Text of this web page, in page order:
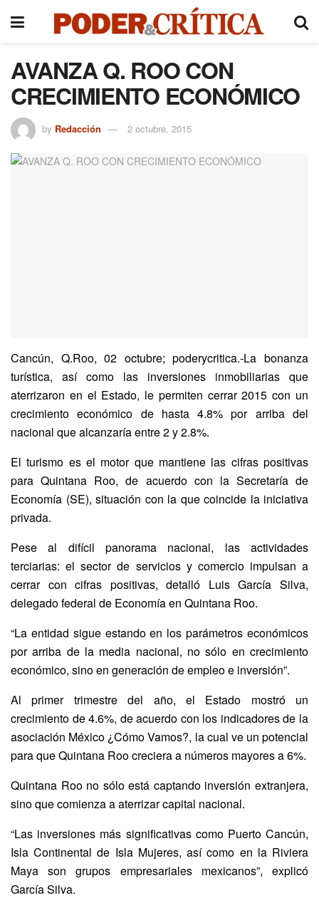
AVANZA Q. ROO CON
CRECIMIENTO ECONÓMICO
by Redacción 2 octubre, 2015
Cancún, Q.Roo, 02 octubre; poderycritica.-La bonanza
turística, así como las inversiones inmobiliarias que
aterrizaron en el Estado, le permiten cerrar 2015 con un
crecimiento económico de hasta 4.8% por arriba del
nacional que alcanzaría entre 2 y 2.8%.
El turismo es el motor que mantiene las cifras positivas
para Quintana Roo, de acuerdo con la Secretaría de
Economía (SE), situación con la que coincide la iniciativa
privada.
Pese al difícil panorama nacional, las actividades
terciarias: el sector de servicios y comercio impulsan a
cerrar con cifras positivas, detalló Luis García Silva,
delegado federal de Economía en Quintana Roo.
“La entidad sigue estando en los parámetros económicos
por arriba de la media nacional, no sólo en crecimiento
económico, sino en generación de empleo e inversión”.
Al primer trimestre del año, el Estado mostró un
crecimiento de 4.6%, de acuerdo con los indicadores de la
asociación México ¿Cómo Vamos?, la cual ve un potencial
para que Quintana Roo creciera a números mayores a 6%.
Quintana Roo no sólo está captando inversión extranjera,
sino que comienza a aterrizar capital nacional.
“Las inversiones más significativas como Puerto Cancún,
Isla Continental de Isla Mujeres, así como en la Riviera
Maya son grupos empresariales mexicanos”, explicó
García Silva.